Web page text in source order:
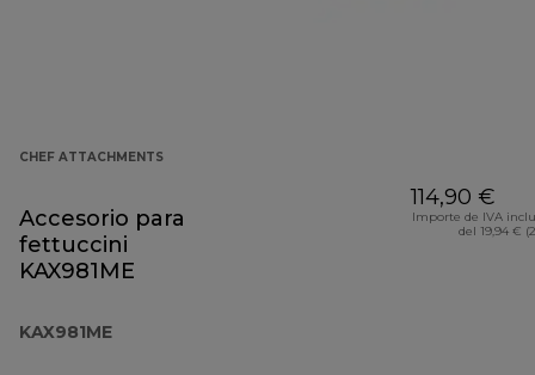
CHEF ATTACHMENTS
Accesorio para
fettuccini
KAX981ME
KAX981ME
114,90 €
Importe de IVA
del 19,94 €